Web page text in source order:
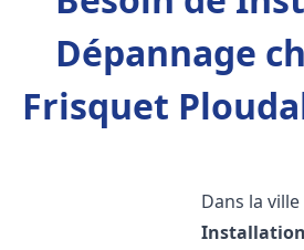
Dépannage
Frisquet
Dans la